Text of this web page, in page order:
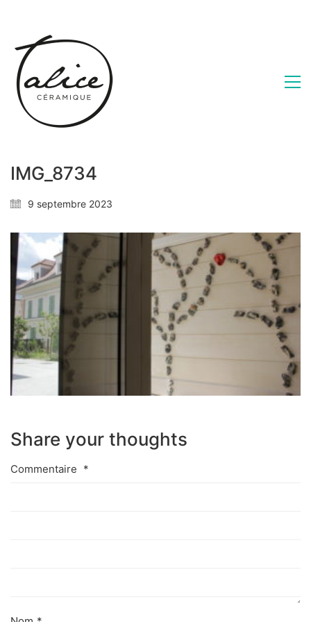
IMG_8734
9 septembre 2023
Share your thoughts
Commentaire *